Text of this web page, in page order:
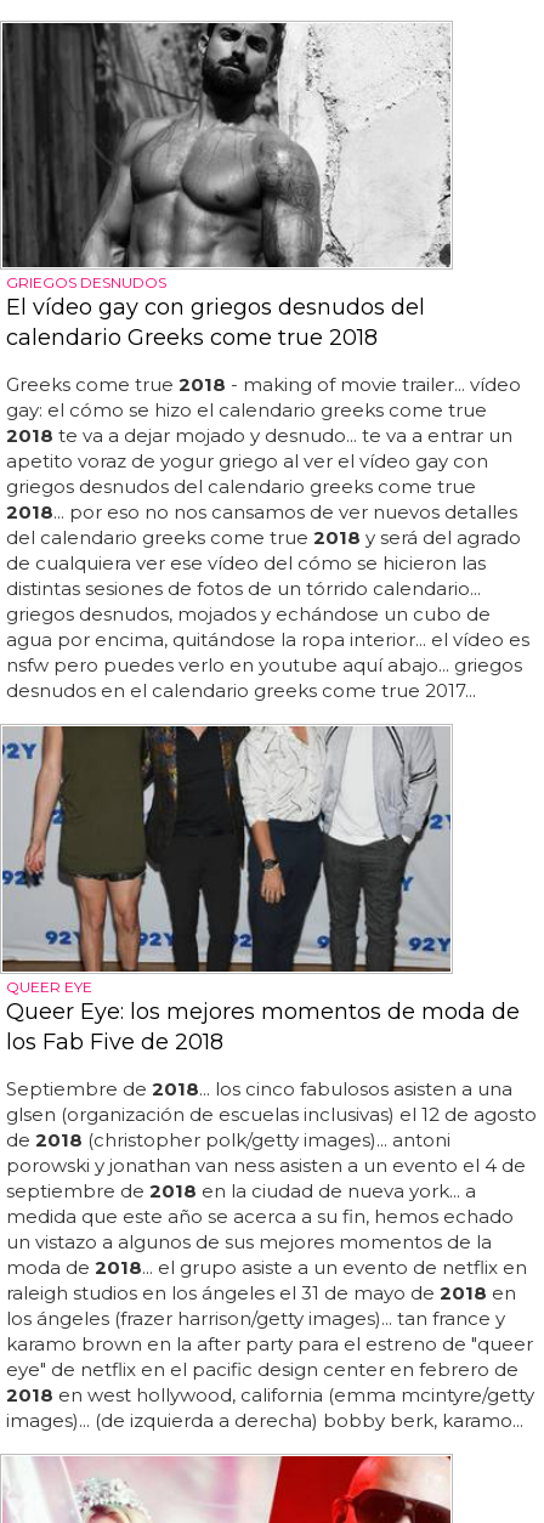
GRIEGOS DESNUDOS
El vídeo gay con griegos desnudos del
calendario Greeks come true 2018
Greeks come true 2018 - making of movie trailer... vídeo
gay: el cómo se hizo el calendario greeks come true
2018 te va a dejar mojado y desnudo... te va a entrar un
apetito voraz de yogur griego al ver el vídeo gay con
griegos desnudos del calendario greeks come true
2018... por eso no nos cansamos de ver nuevos detalles
del calendario greeks come true 2018 y será del agrado
de cualquiera ver ese vídeo del cómo se hicieron las
distintas sesiones de fotos de un tórrido calendario...
griegos desnudos, mojados y echándose un cubo de
agua por encima, quitándose la ropa interior... el vídeo es
nsfw pero puedes verlo en youtube aquí abajo... griegos
desnudos en el calendario greeks come true 2017...
QUEER EYE
Queer Eye: los mejores momentos de moda de
los Fab Five de 2018
Septiembre de 2018... los cinco fabulosos asisten a una
glsen (organización de escuelas inclusivas) el 12 de agosto
de 2018 (christopher polk/getty images)... antoni
porowski y jonathan van ness asisten a un evento el 4 de
septiembre de 2018 en la ciudad de nueva york... a
medida que este año se acerca a su fin, hemos echado
un vistazo a algunos de sus mejores momentos de la
moda de 2018... el grupo asiste a un evento de netflix en
raleigh studios en los ángeles el 31 de mayo de 2018 en
los ángeles (frazer harrison/getty images)... tan france y
karamo brown en la after party para el estreno de "queer
eye" de netflix en el pacific design center en febrero de
2018 en west hollywood, california (emma mcintyre/getty
images)... (de izquierda a derecha) bobby berk, karamo...